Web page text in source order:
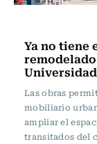
Ya no tiene
Las obras
mobiliario
ampliar el
transitados del